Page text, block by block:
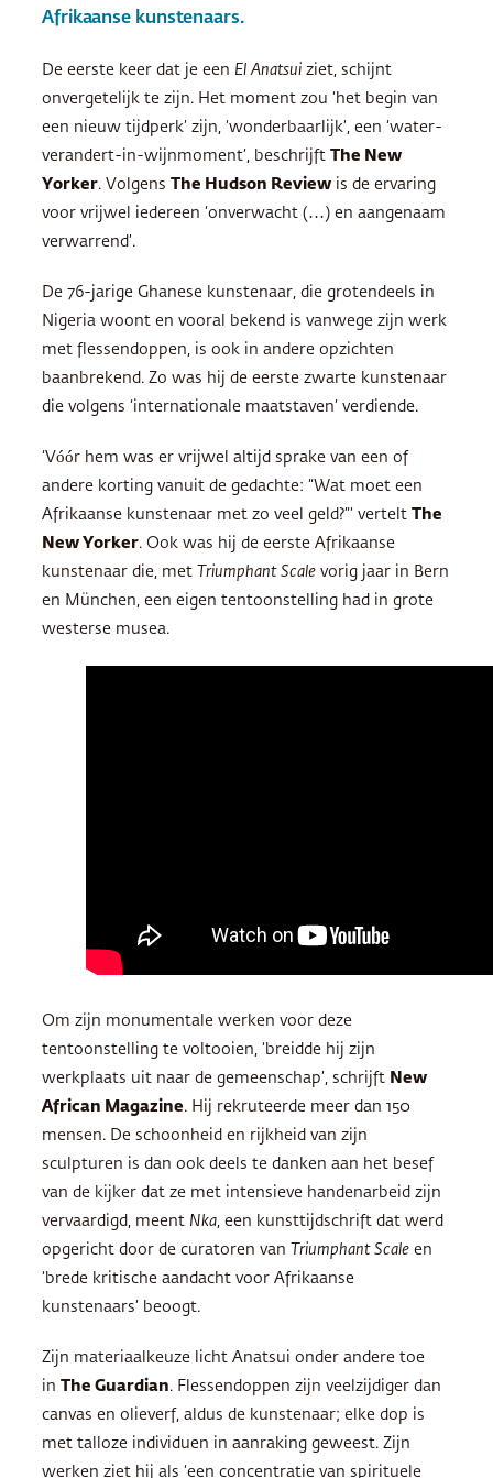
Afrikaanse kunstenaars.
De eerste keer dat je een El Anatsui ziet, schijnt
onvergetelijk te zijn. Het moment zou ‘het begin van
een nieuw tijdperk’ zijn, ‘wonderbaarlijk’, een ‘water-
verandert-in-wijnmoment’, beschrijft The New
Yorker. Volgens The Hudson Review is de ervaring
voor vrijwel iedereen ‘onverwacht (…) en aangenaam
verwarrend’.
De 76-jarige Ghanese kunstenaar, die grotendeels in
Nigeria woont en vooral bekend is vanwege zijn werk
met flessendoppen, is ook in andere opzichten
baanbrekend. Zo was hij de eerste zwarte kunstenaar
die volgens ‘internationale maatstaven’ verdiende.
‘Vóór hem was er vrijwel altijd sprake van een of
andere korting vanuit de gedachte: “Wat moet een
Afrikaanse kunstenaar met zo veel geld?”’ vertelt The
New Yorker. Ook was hij de eerste Afrikaanse
kunstenaar die, met Triumphant Scale vorig jaar in Bern
en München, een eigen tentoonstelling had in grote
westerse musea.
Om zijn monumentale werken voor deze
tentoonstelling te voltooien, ‘breidde hij zijn
werkplaats uit naar de gemeenschap’, schrijft New
African Magazine. Hij rekruteerde meer dan 150
mensen. De schoonheid en rijkheid van zijn
sculpturen is dan ook deels te danken aan het besef
van de kijker dat ze met intensieve handenarbeid zijn
vervaardigd, meent Nka , een kunsttijdschrift dat werd
opgericht door de curatoren van Triumphant Scale en
‘brede kritische aandacht voor Afrikaanse
kunstenaars’ beoogt.
Zijn materiaalkeuze licht Anatsui onder andere toe
in The Guardian. Flessendoppen zijn veelzijdiger dan
canvas en olieverf, aldus de kunstenaar; elke dop is
met talloze individuen in aanraking geweest. Zijn
werken ziet hij als ‘een concentratie van spirituele